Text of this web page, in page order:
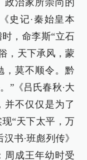
政治家所崇尚的
史记·秦始皇本
，命李斯“立石
，天下承风，蒙
，莫不顺令。黔
”《吕氏春秋·大
并不仅仅是为了
“天下太平，万
书·班彪列传》
周成王年幼时受